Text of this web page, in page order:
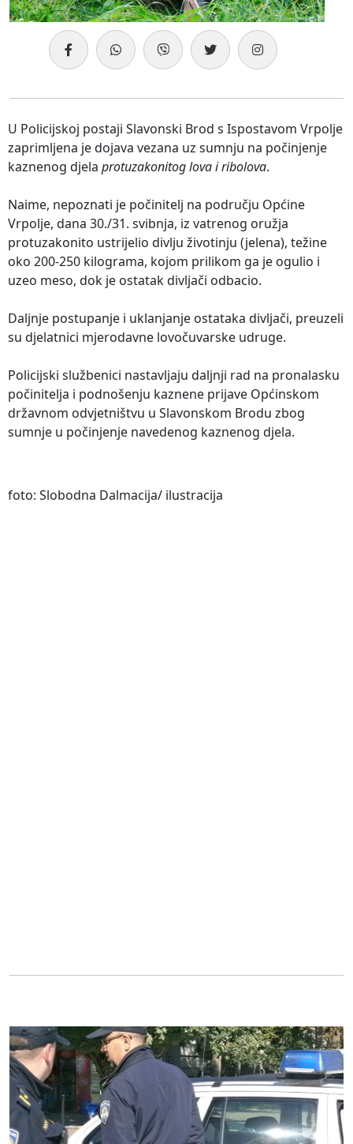
U Policijskoj postaji Slavonski Brod s Ispostavom Vrpolje
zaprimljena je dojava vezana uz sumnju na počinjenje
kaznenog djela protuzakonitog lova i ribolova.
Naime, nepoznati je počinitelj na području Općine
Vrpolje, dana 30./31. svibnja, iz vatrenog oružja
protuzakonito ustrijelio divlju životinju (jelena), težine
oko 200-250 kilograma, kojom prilikom ga je ogulio i
uzeo meso, dok je ostatak divljači odbacio.
Daljnje postupanje i uklanjanje ostataka divljači, preuzeli
su djelatnici mjerodavne lovočuvarske udruge.
Policijski službenici nastavljaju daljnji rad na pronalasku
počinitelja i podnošenju kaznene prijave Općinskom
državnom odvjetništvu u Slavonskom Brodu zbog
sumnje u počinjenje navedenog kaznenog djela.
foto: Slobodna Dalmacija/ ilustracija